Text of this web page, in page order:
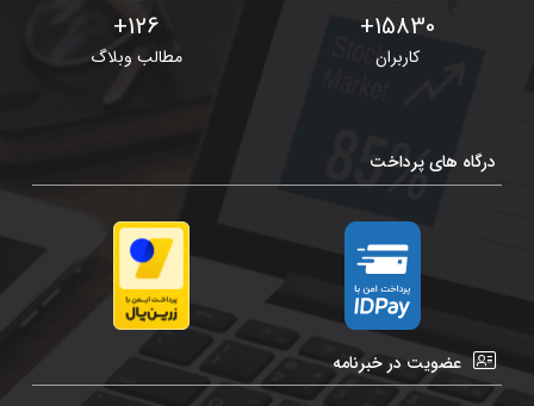
15830+
کاربران
126+
مطالب وبلاگ
درگاه های پرداخت
عضویت در خبرنامه